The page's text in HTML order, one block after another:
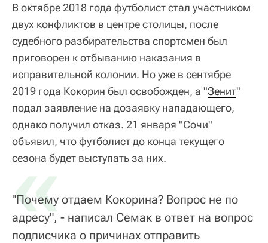
В октябре 2018 года футболист стал участником
двух конфликтов в центре столицы, после
судебного разбирательства спортсмен был
приговорен к отбыванию наказания в
исправительной колонии. Но уже в сентябре
2019 года Кокорин был освобожден, а "Зенит"
подал заявление на дозаявку нападающего,
однако получил отказ. 21 января "Сочи"
объявил, что футболист до конца текущего
сезона будет выступать за них.
«
"Почему отдаем Кокорина? Вопрос не по
адресу", - написал Семак в ответ на вопрос
подписчика о причинах отправить